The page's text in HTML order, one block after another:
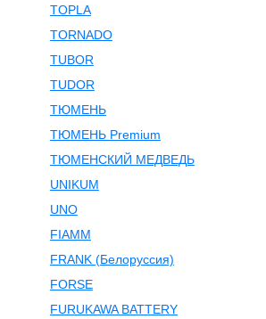
TOPLA
TORNADO
TUBOR
TUDOR
ТЮМЕНЬ
ТЮМЕНЬ Premium
ТЮМЕНСКИЙ МЕДВЕДЬ
UNIKUM
UNO
FIAMM
FRANK (Белоруссия)
FORSE
FURUKAWA BATTERY